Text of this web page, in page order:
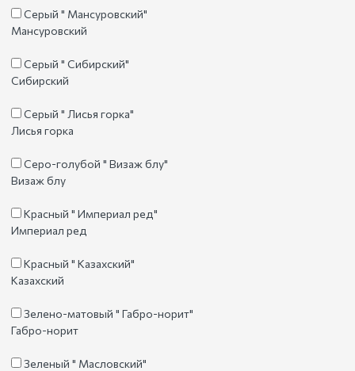
Серый " Мансуровский"
Мансуровский
Серый " Сибирский"
Сибирский
Серый " Лисья горка"
Лисья горка
Серо-голубой " Визаж блу"
Визаж блу
Красный " Империал ред"
Империал ред
Красный " Казахский"
Казахский
Зелено-матовый " Габро-норит"
Габро-норит
Зеленый " Масловский"